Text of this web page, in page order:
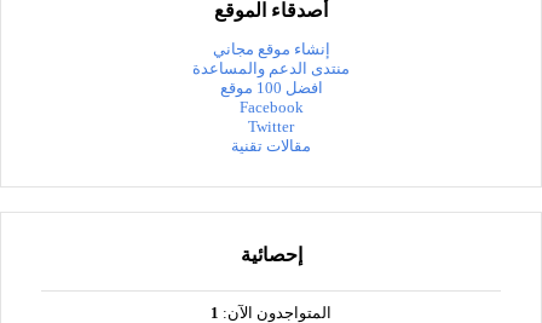
أصدقاء الموقع
إنشاء موقع مجاني
منتدى الدعم والمساعدة
افضل 100 موقع
Facebook
Twitter
مقالات تقنية
إحصائية
المتواجدون الآن: 1